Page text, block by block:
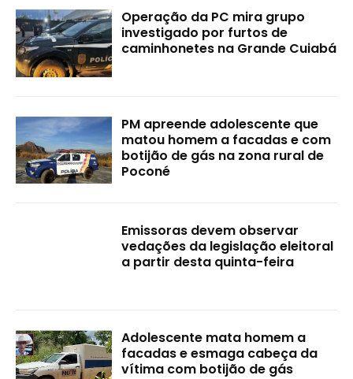
Operação da PC mira grupo
investigado por furtos de
caminhonetes na Grande Cuiabá
PM apreende adolescente que
matou homem a facadas e com
botijão de gás na zona rural de
Poconé
Emissoras devem observar
vedações da legislação eleitoral
a partir desta quinta-feira
Adolescente mata homem a
facadas e esmaga cabeça da
vítima com botijão de gás